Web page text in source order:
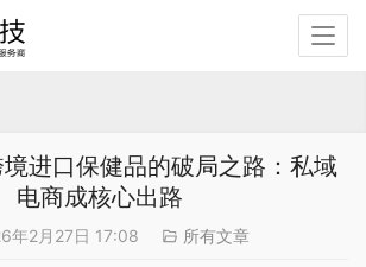
进口保健品的破局之路：私域
电商成核心出路
年2月27日 17:08 所有文章